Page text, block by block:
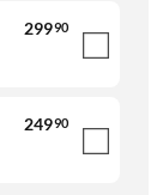
29990
24990